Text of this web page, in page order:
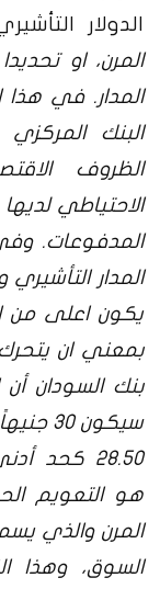
الدولار
المرن، او
المدار. في
البنك
الظروف
الاحتياطي
المدفوعات.
المدار
يكون اعلى من
بمعني ان
بنك السودان أن
28.50 كحد أدنى
هو التعويم
المرن والذي
السوق، وهذا